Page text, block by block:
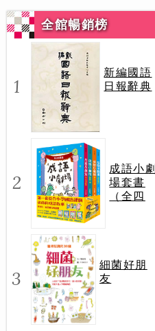
全館暢銷榜
1
新編國語
日報辭典
2
成語小劇
場套書
（全四
3
細菌好朋
友